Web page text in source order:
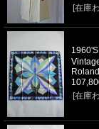
[在庫
[在庫